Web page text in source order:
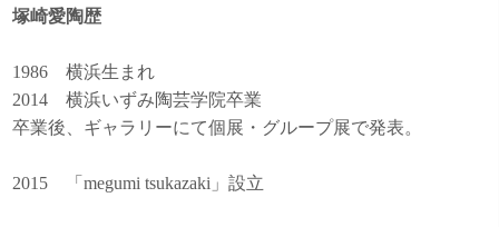
塚崎愛陶歴
1986 横浜生まれ
2014 横浜いずみ陶芸学院卒業
卒業後、ギャラリーにて個展・グループ展で発表。
2015 「megumi tsukazaki」設立